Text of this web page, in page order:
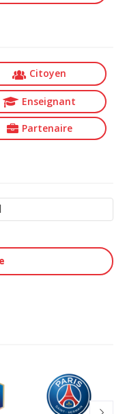
Citoyen
Enseignant
Partenaire